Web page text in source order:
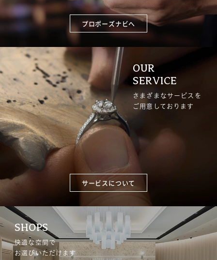
プロポーズナビへ
OUR
SERVICE
さまざまなサービスを
ご用意しております
サービスについて
SHOPS
快適な空間で
お選びいただけます